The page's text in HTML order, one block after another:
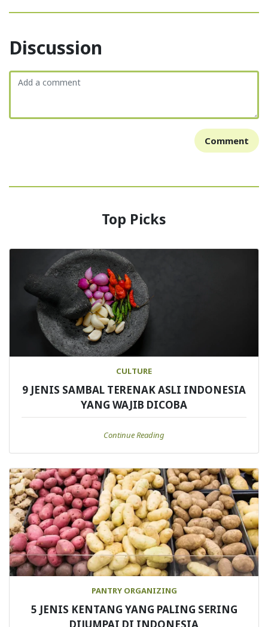
Discussion
Comment
Top Picks
CULTURE
9 JENIS SAMBAL TERENAK ASLI INDONESIA
YANG WAJIB DICOBA
Continue Reading
PANTRY ORGANIZING
5 JENIS KENTANG YANG PALING SERING